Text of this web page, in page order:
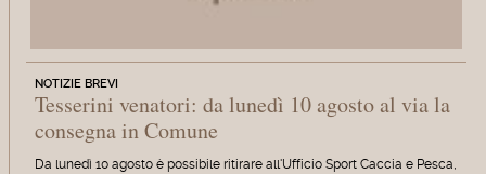
NOTIZIE BREVI
Tesserini venatori: da lunedì 10 agosto al via la
consegna in Comune
Da lunedì 10 agosto è possibile ritirare all'Ufficio Sport Caccia e Pesca,